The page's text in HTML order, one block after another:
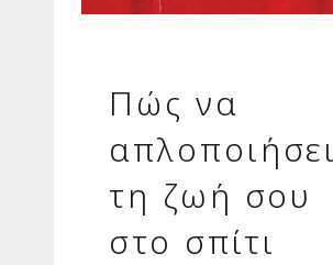
Πώς να
τη ζωή σου
στο σπίτι